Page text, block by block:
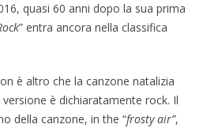
quasi 60 anni dopo la sua prima
” entra ancora nella classifica
è altro che la canzone natalizia
versione è dichiaratamente rock. Il
della canzone, in the “frosty air”,